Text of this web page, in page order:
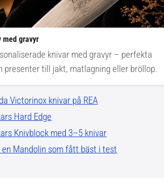
med gravyr
knivar med gravyr – perfekta
presenter till jakt, matlagning eller bröllop.
Victorinox knivar på REA
Hard Edge
Knivblock med 3–5 knivar
en Mandolin som fått bäst i test